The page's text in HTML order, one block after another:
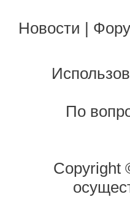
Новости |
По
Copyright